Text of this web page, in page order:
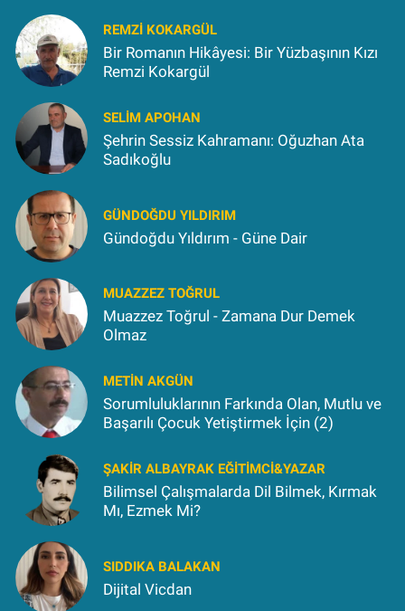
REMZI KOKARGÜL
Bir Romanın Hikâyesi: Bir Yüzbaşının Kızı
Remzi Kokargül
SELIM APOHAN
Şehrin Sessiz Kahramanı: Oğuzhan Ata
Sadıkoğlu
GÜNDOĞDU YILDIRIM
Gündoğdu Yıldırım - Güne Dair
MUAZZEZ TOĞRUL
Muazzez Toğrul - Zamana Dur Demek
Olmaz
METIN AKGÜN
Sorumluluklarının Farkında Olan, Mutlu ve
Başarılı Çocuk Yetiştirmek İçin (2)
ŞAKIR ALBAYRAK EĞITIMCI&YAZAR
Bilimsel Çalışmalarda Dil Bilmek, Kırmak
Mı, Ezmek Mi?
SIDDIKA BALAKAN
Dijital Vicdan